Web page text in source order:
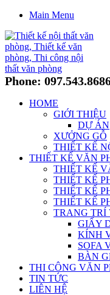
Main Menu
Phone:
HOME
GIỚI THIỆU
DỰ ÁN
XƯỞNG GỖ
THIẾT KẾ
THIẾT KẾ VĂN
THIẾT KẾ
THIẾT KẾ
THIẾT KẾ
THIẾT KẾ
TRANG TRÍ
GIẤY
KÍNH
SOFA
BÀN
THI CÔNG VĂN
TIN TỨC
LIÊN HỆ